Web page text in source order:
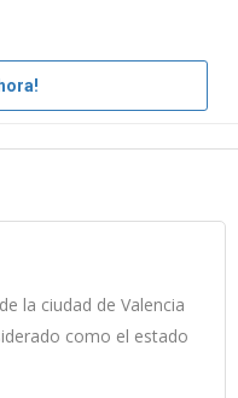
la ciudad de Valencia
como el estado